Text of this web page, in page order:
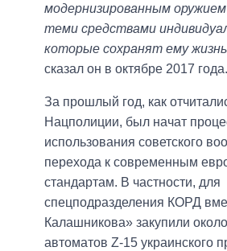
модернизированным оружием
теми средствами
которые сохранят ему жизнь
сказал он в октябре 2017 года.
За прошлый год, как
Нацполиции, был начат
использования советского
перехода к современным
стандартам. В частности, для
спецподразделения КОРД
Калашникова» закупили
автоматов Z-15 украинского